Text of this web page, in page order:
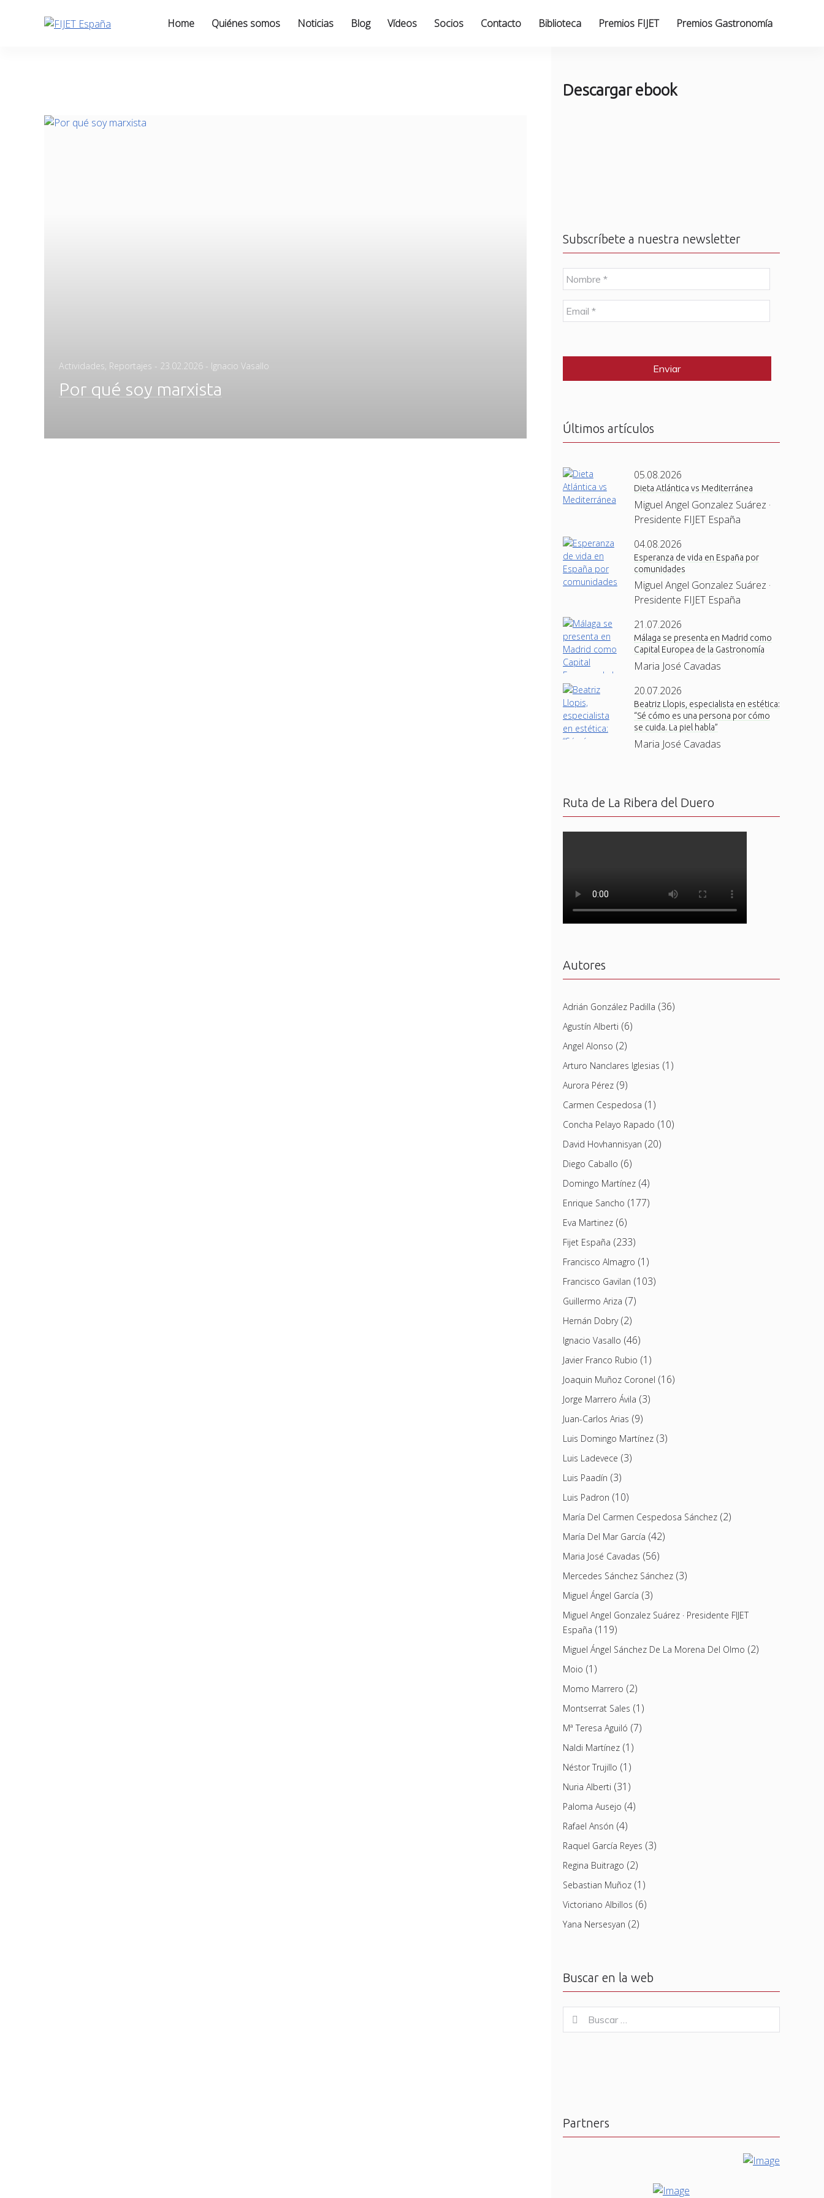
Home Quiénes somos Noticias Blog Vídeos Socios Contacto Biblioteca Premios FIJET Premios Gastronomía
Actividades, Reportajes - Posted
23.02.2026 - Ignacio Vasallo
Por qué soy marxista
Descargar ebook
Subscríbete a nuestra newsletter
N
o
m
b
r
E
m
l
Últimos artículos
05.08.2026
Dieta Atlántica vs Mediterránea
Miguel Angel Gonzalez Suárez ·
Presidente FIJET España
04.08.2026
Esperanza de vida en España por
comunidades
Miguel Angel Gonzalez Suárez ·
Presidente FIJET España
21.07.2026
Málaga se presenta en Madrid como
Capital Europea de la Gastronomía
Maria José Cavadas
20.07.2026
Beatriz Llopis, especialista en estética:
“Sé cómo es una persona por cómo
se cuida. La piel habla”
Maria José Cavadas
Ruta de La Ribera del Duero
Autores
Adrián González Padilla (36)
Agustín Alberti (6)
Angel Alonso (2)
Arturo Nanclares Iglesias (1)
Aurora Pérez(9)
Carmen Cespedosa (1)
Concha Pelayo Rapado (10)
David Hovhannisyan (20)
Diego Caballo (6)
Domingo Martínez(4)
Enrique Sancho (177)
Eva Martinez(6)
Fijet España (233)
Francisco Almagro (1)
Francisco Gavilan (103)
Guillermo Ariza (7)
Hernán Dobry(2)
Ignacio Vasallo (46)
Javier Franco Rubio (1)
Joaquin Muñoz Coronel (16)
Jorge Marrero Ávila (3)
Juan-Carlos Arias (9)
Luis Domingo Martínez(3)
Luis Ladevece (3)
Luis Paadín (3)
Luis Padron (10)
María Del Carmen Cespedosa Sánchez(2)
María Del Mar García (42)
Maria José Cavadas (56)
Mercedes Sánchez Sánchez(3)
Miguel Ángel García (3)
Miguel Angel Gonzalez Suárez · Presidente FIJET
España (119)
Miguel Ángel Sánchez De La Morena Del Olmo (2)
Moio (1)
Momo Marrero (2)
Montserrat Sales (1)
Mª Teresa Aguiló (7)
Naldi Martínez(1)
Néstor Trujillo (1)
Nuria Alberti (31)
Paloma Ausejo (4)
Rafael Ansón (4)
Raquel García Reyes (3)
Regina Buitrago (2)
Sebastian Muñoz(1)
Victoriano Albillos (6)
Yana Nersesyan (2)
Buscar en la web
for:
Buscar
Partners